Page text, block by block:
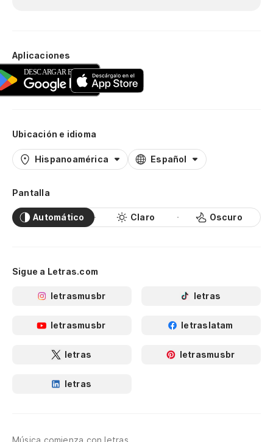
Aplicaciones
Ubicación e idioma
Hispanoamérica Español
Pantalla
Automático Claro Oscuro
Sigue a Letras.com
letrasmusbr letras
letrasmusbr letraslatam
letras letrasmusbr
letras